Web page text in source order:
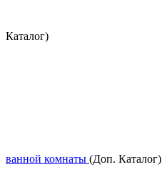
Каталог)
ванной комнаты (Доп. Каталог)